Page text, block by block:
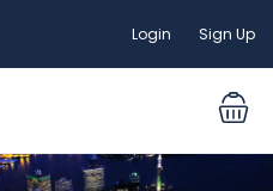
Login Sign Up